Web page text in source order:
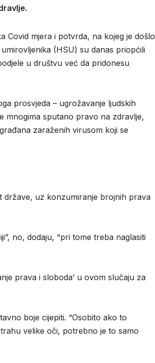
Covid mjera i potvrda, na kojeg je došlo
(HSU) su danas priopćili
u društvu već da pridonesu
prosvjeda – ugrožavanje ljudskih
mnogima sputano pravo na zdravlje,
zaraženih virusom koji se
države, uz konzumiranje brojnih prava
no, dodaju, “pri tome treba naglasiti
prava i sloboda’ u ovom slučaju za
boje cijepiti. “Osobito ako to
velike oči, potrebno je to samo